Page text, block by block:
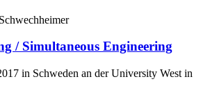
/ Simultaneous Engineering
in Schweden an der University West in